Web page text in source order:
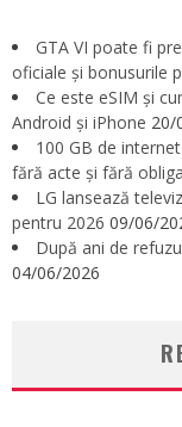
GTA VI poate fi
oficiale și bonusurile
Ce este eSIM și
Android și iPhone 20/
100 GB de
fără acte și fără
LG lansează
pentru 2026 09/06/
După ani de
04/06/2026